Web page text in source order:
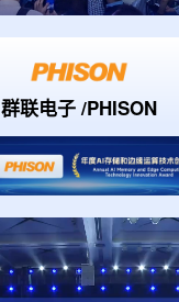
群联电子 /PHISON